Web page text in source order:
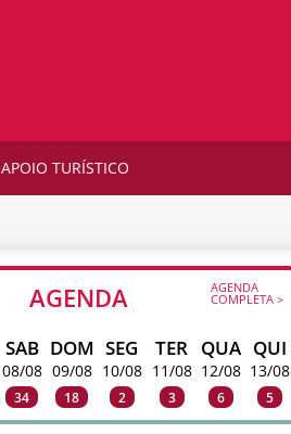
APOIO TURÍSTICO
AGENDA AGENDA
COMPLETA >
SAB
08/08
34
DOM
09/08
18
SEG
10/08
2
TER
11/08
3
QUA
12/08
6
QUI
13/08
5